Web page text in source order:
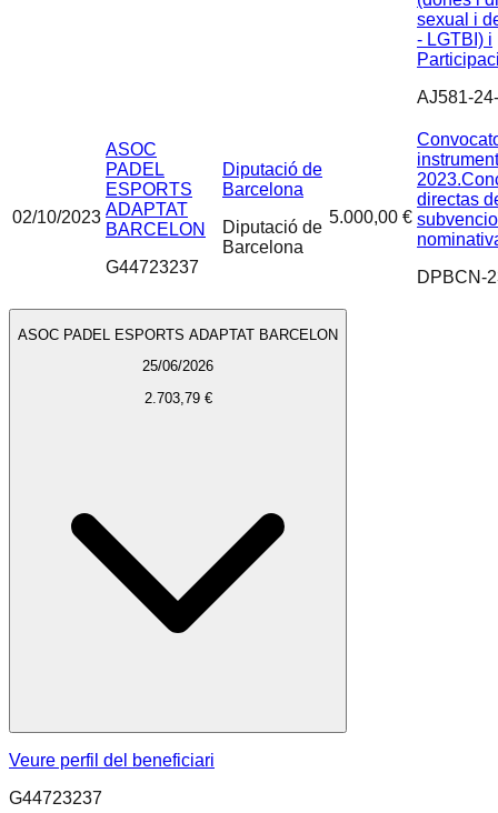
sexual i
- LGTBI) i
AJ581-
02/10/2023
ASOC
PADEL
ESPORTS
ADAPTAT
BARCELON
G44723237
Diputació de
Barcelona
Diputació de
Barcelona
5.000,00 €
directas
DPBCN-
ASOC PADEL ESPORTS ADAPTAT BARCELON
25/06/2026
2.703,79 €
Veure perfil del beneficiari
G44723237